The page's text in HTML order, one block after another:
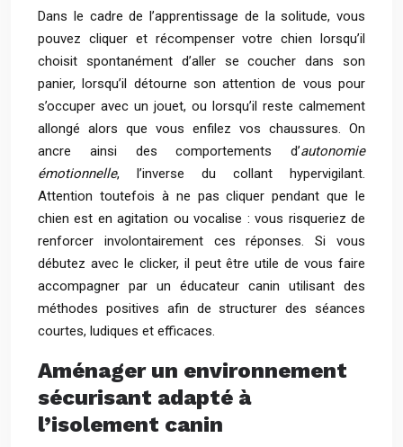
Dans le cadre de l’apprentissage de la solitude, vous
pouvez cliquer et récompenser votre chien lorsqu’il
choisit spontanément d’aller se coucher dans son
panier, lorsqu’il détourne son attention de vous pour
s’occuper avec un jouet, ou lorsqu’il reste calmement
allongé alors que vous enfilez vos chaussures. On
ancre ainsi des comportements d’autonomie
émotionnelle, l’inverse du collant hypervigilant.
Attention toutefois à ne pas cliquer pendant que le
chien est en agitation ou vocalise : vous risqueriez de
renforcer involontairement ces réponses. Si vous
débutez avec le clicker, il peut être utile de vous faire
accompagner par un éducateur canin utilisant des
méthodes positives afin de structurer des séances
courtes, ludiques et efficaces.
Aménager un environnement
sécurisant adapté à
l’isolement canin